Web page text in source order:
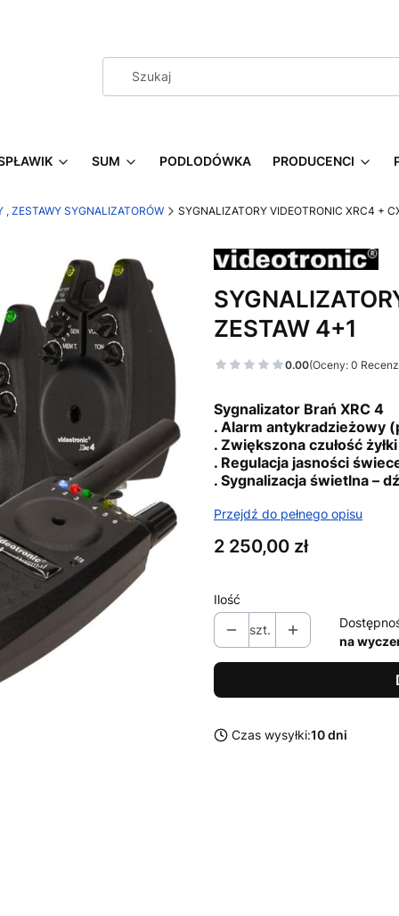
SUM PODLODÓWKA PRODUCENCI
, ZESTAWY SYGNALIZATORÓW SYGNALIZATORY VIDEOTRONIC XRC4 +
ZESTAW 4+1
0.00(Oceny: 0
Sygnalizator Brań XRC 4
. Alarm antykradzieżowy
. Zwiększona czułość
. Regulacja jasności
. Sygnalizacja świetlna –
Przejdź do pełnego opisu
Cena
2 250,00 zł
Ilość
szt.
na
Czas wysyłki:10 dni